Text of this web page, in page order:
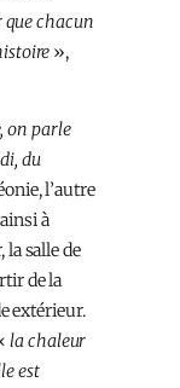
que chacun
»,
on parle
du
l’autre
à
la salle de
de la
extérieur.
la chaleur
est